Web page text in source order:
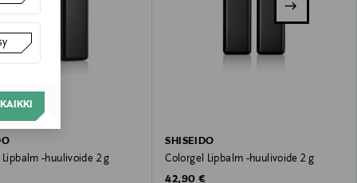
Lipbalm -huulivoide 2 g
SHISEIDO
Colorgel Lipbalm -huulivoide 2 g
Original Price
42,90 €